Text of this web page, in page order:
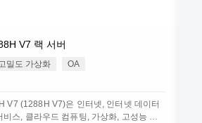
V7 랙 서버
밀도 가상화 OA
V7 (1288H V7)은 인터넷, 인터넷 데이터
스, 클라우드 컴퓨팅, 가상화, 고성능 컴